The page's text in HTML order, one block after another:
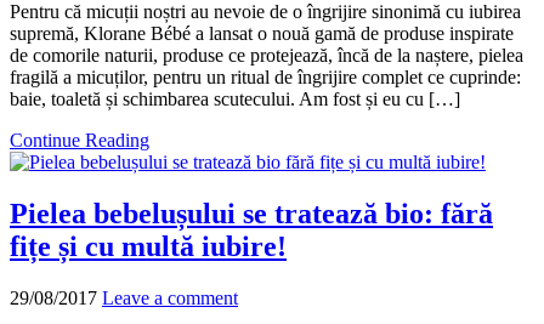
Pentru că micuții noștri au nevoie de o îngrijire sinonimă cu iubirea
supremă, Klorane Bébé a lansat o nouă gamă de produse inspirate
de comorile naturii, produse ce protejează, încă de la naștere, pielea
fragilă a micuților, pentru un ritual de îngrijire complet ce cuprinde:
baie, toaletă și schimbarea scutecului. Am fost și eu cu […]
Continue Reading
Pielea bebelușului se tratează bio: fără
fițe și cu multă iubire!
29/08/2017 Leave a comment